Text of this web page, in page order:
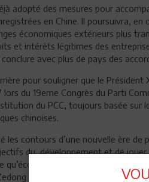
adopté des mesures pour
en Chine. Il poursuivra,
économiques extérieurs plus
et intérêts légitimes des
avec plus de pays des
pour souligner que le
du 19eme Congrès du Parti
du PCC, toujours basée
chinoises.
les contours d’une nouvelle ère
du développement et de
avait réussi à insérer son